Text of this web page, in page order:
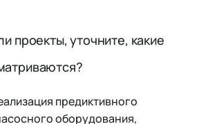
проекты, уточните, какие
предиктивного
оборудования,